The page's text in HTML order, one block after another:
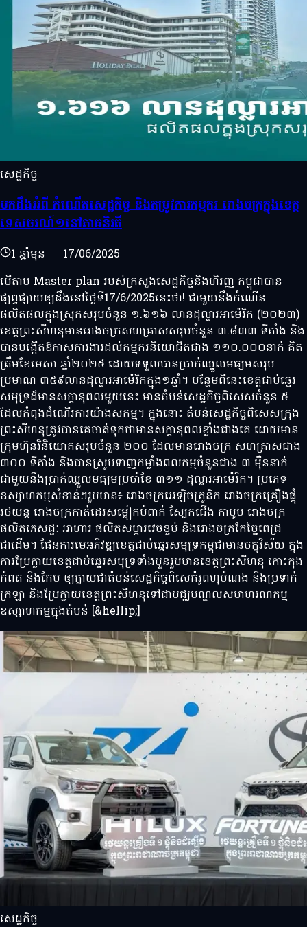
សេដ្ឋកិច្ច
មកដឹងអំពី កំណើតសេដ្ឋកិច្ច និងតម្រូវការកម្មករ រោងចក្រក្នុងខេត្ត
ទេសចរណ៍១នៅភាគនិរតី
1 ឆ្នាំមុន — 17/06/2025
បើតាម Master plan របស់ក្រសួងសេដ្ឋកិច្ចនិងហិរញ្ញ កម្ពុជាបាន
ផ្សព្វផ្សាយឲ្យដឹងនៅថ្ងៃទី17/6/2025នេះថា! ជាមួយនឹងកំណើន
ផលិតផលក្នុងស្រុកសរុបចំនួន ១.៦១៦ លានដុល្លារអាម៉េរិក (២០២៣)
ខេត្តព្រះសីហនុមានរោងចក្រសហគ្រាសសរុបចំនួន ៣.៨៣៣ ទីតាំង និង
បានបង្កើតឱកាសការងារដល់កម្មករនិយោជិតជាង ១១០.០០០នាក់ គិត
ត្រឹមខែមេសា ឆ្នាំ២០២៥ ដោយទទួលបានប្រាក់ឈ្នួលមធ្យមសរុប
ប្រមាណ ៣៥៩លានដុល្លារអាម៉េរិកក្នុង១ឆ្នាំ។ បន្ថែមពីនេះខេត្តជាប់ឆ្នេរ
សមុទ្រដ៏មានសក្តានុពលមួយនេះ មានតំបន់សេដ្ឋកិច្ចពិសេសចំនួន ៥
ដែលកំពុងដំណើរការយ៉ាងសកម្ម។ ក្នុងនោះ តំបន់សេដ្ឋកិច្ចពិសេសក្រុង
ព្រះសីហនុត្រូវបានគេចាត់ទុកថាមានសក្ដានុពលខ្លាំងជាងគេ ដោយមាន
ក្រុមហ៊ុនវិនិយោគសរុបចំនួន ២០០ ដែលមានរោងចក្រ សហគ្រាសជាង
៣០០ ទីតាំង និងបានស្រូបទាញកម្លាំងពលកម្មចំនួនជាង ៣ ម៉ឺននាក់
ជាមួយនឹងប្រាក់ឈ្នួលមធ្យមប្រចាំខែ ៣១១ ដុល្លារអាម៉េរិក។ ប្រភេទ
ឧស្សាហកម្មសំខាន់ៗរួមមាន៖ រោងចក្រអេឡិចត្រូនិក រោងចក្រគ្រឿងផ្គុំ
រថយន្ត រោងចក្រកាត់ដេរសម្លៀកបំពាក់ ស្បែកជើង កាបូប រោងចក្រ
ផលិតភេសជ្ជៈ អាហារ ផលិតសម្ភារវេចខ្ចប់ និងរោងចក្រកែច្នៃពេជ្រ
ជាដើម។ ផែនការមេអភិវឌ្ឍខេត្តជាប់ឆ្នេរសមុទ្រកម្ពុជាមានចក្ខុវិស័យ ក្នុង
ការប្រែក្លាយខេត្តជាប់ឆ្នេរសមុទ្រទាំងបួនរួមមានខេត្តព្រះសីហនុ កោះកុង
កំពត និងកែប ឲ្យក្លាយជាតំបន់សេដ្ឋកិច្ចពិសេគំរូពហុបំណង និងប្រទាក់
ក្រឡា និងប្រែក្លាយខេត្តព្រះសីហនុទៅជាមជ្ឈមណ្ឌលសមាហរណកម្ម
ឧស្សាហកម្មក្នុងតំបន់ [&hellip;]
សេដ្ឋកិច្ច